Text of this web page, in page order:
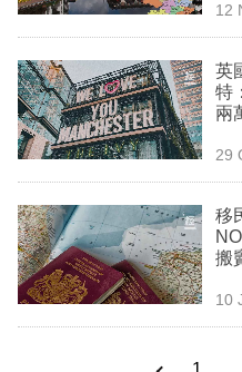
12
英
特
兩
29
移
搬
10